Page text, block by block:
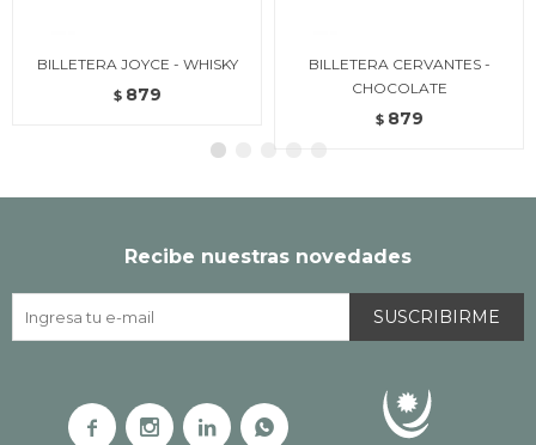
BILLETERA JOYCE - WHISKY
$ 879
BILLETERA CERVANTES -
CHOCOLATE
$ 879
Recibe nuestras novedades
SUSCRIBIRME
   